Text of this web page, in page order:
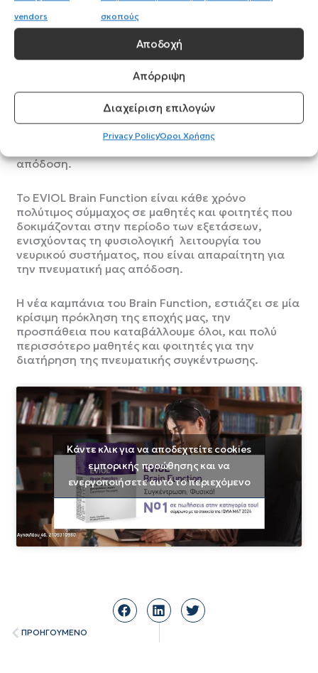
vendors
σκοπούς
Αποδοχή
Απόρριψη
Διαχείριση επιλογών
Privacy PolicyΌροι Χρήσης
Στον τηλεοπτικό αέρα βρίσκεται από τις 19 Μαϊου
2025, η νέα καμπάνια για το EVIOL Brain Function.
Περιέχοντας Ginkgo biloba, Φωσφατιδική σερίνη,
σύμπλεγμα Βιταμινών Β, βιταμίνη Ε και άλλα
θρεπτικά συστατικά, το EVIOL BRAIN FUNCTION,
είναι το συμπλήρωμα διατροφής, το οποίο
σταθερά, προτιμούν και εμπιστεύονται οι
Ελληνίδες και οι Έλληνες, για να ενισχύσουν, τη
απόδοση.
Το EVIOL Brain Function είναι κάθε χρόνο
πολύτιμος σύμμαχος σε μαθητές και φοιτητές που
δοκιμάζονται στην περίοδο των εξετάσεων,
ενισχύοντας τη φυσιολογική λειτουργία του
νευρικού συστήματος, που είναι απαραίτητη για
την πνευματική μας απόδοση.
Η νέα καμπάνια του Brain Function, εστιάζει σε μία
κρίσιμη πρόκληση της εποχής μας, την
προσπάθεια που καταβάλλουμε όλοι, και πολύ
περισσότερο μαθητές και φοιτητές για την
διατήρηση της πνευματικής συγκέντρωσης.
Κάντε κλικ για να αποδεχτείτε cookies
εμπορικής προώθησης και να
ενεργοποιήσετε αυτό το περιεχόμενο
Prev
ΠΡΟΗΓΟΎΜΕΝΟ